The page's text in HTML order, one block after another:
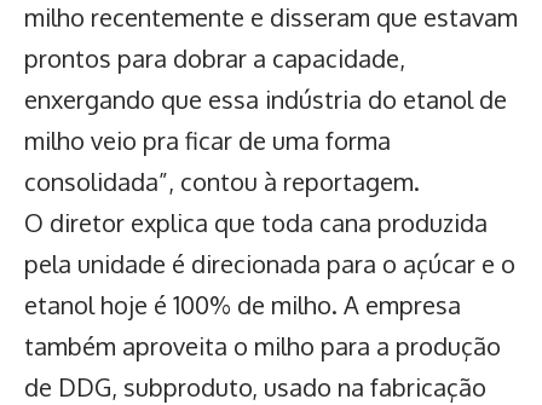
milho recentemente e disseram que estavam
prontos para dobrar a capacidade,
enxergando que essa indústria do etanol de
milho veio pra ficar de uma forma
consolidada”, contou à reportagem.
O diretor explica que toda cana produzida
pela unidade é direcionada para o açúcar e o
etanol hoje é 100% de milho. A empresa
também aproveita o milho para a produção
de DDG, subproduto, usado na fabricação